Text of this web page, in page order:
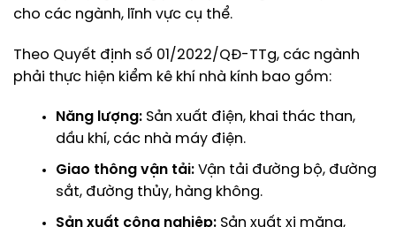
cho các ngành, lĩnh vực cụ thể.
Theo Quyết định số 01/2022/QĐ-TTg, các ngành
phải thực hiện kiểm kê khí nhà kính bao gồm:
Năng lượng: Sản xuất điện, khai thác than,
dầu khí, các nhà máy điện.
Giao thông vận tải: Vận tải đường bộ, đường
sắt, đường thủy, hàng không.
Sản xuất công nghiệp: Sản xuất xi măng,